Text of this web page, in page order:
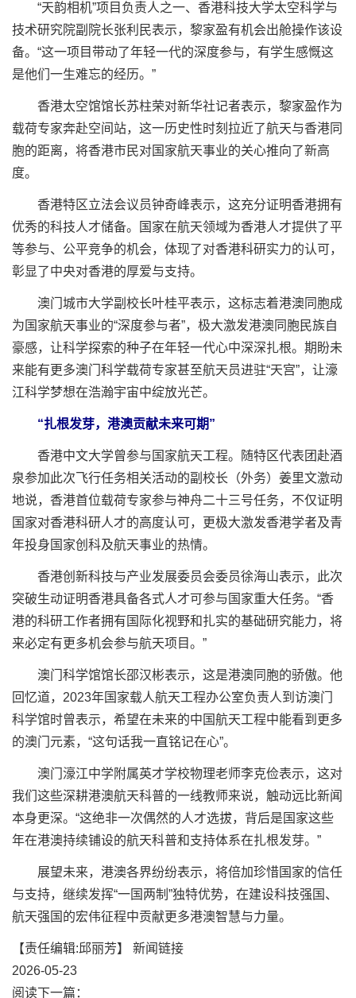
“天韵相机”项目负责人之一、香港科技大学太空科学与
技术研究院副院长张利民表示，黎家盈有机会出舱操作该设
备。“这一项目带动了年轻一代的深度参与，有学生感慨这
是他们一生难忘的经历。”
香港太空馆馆长苏柱荣对新华社记者表示，黎家盈作为
载荷专家奔赴空间站，这一历史性时刻拉近了航天与香港同
胞的距离，将香港市民对国家航天事业的关心推向了新高
度。
香港特区立法会议员钟奇峰表示，这充分证明香港拥有
优秀的科技人才储备。国家在航天领域为香港人才提供了平
等参与、公平竞争的机会，体现了对香港科研实力的认可，
彰显了中央对香港的厚爱与支持。
澳门城市大学副校长叶桂平表示，这标志着港澳同胞成
为国家航天事业的“深度参与者”，极大激发港澳同胞民族自
豪感，让科学探索的种子在年轻一代心中深深扎根。期盼未
来能有更多澳门科学载荷专家甚至航天员进驻“天宫”，让濠
江科学梦想在浩瀚宇宙中绽放光芒。
“扎根发芽，港澳贡献未来可期”
香港中文大学曾参与国家航天工程。随特区代表团赴酒
泉参加此次飞行任务相关活动的副校长（外务）姜里文激动
地说，香港首位载荷专家参与神舟二十三号任务，不仅证明
国家对香港科研人才的高度认可，更极大激发香港学者及青
年投身国家创科及航天事业的热情。
香港创新科技与产业发展委员会委员徐海山表示，此次
突破生动证明香港具备各式人才可参与国家重大任务。“香
港的科研工作者拥有国际化视野和扎实的基础研究能力，将
来必定有更多机会参与航天项目。”
澳门科学馆馆长邵汉彬表示，这是港澳同胞的骄傲。他
回忆道，2023年国家载人航天工程办公室负责人到访澳门
科学馆时曾表示，希望在未来的中国航天工程中能看到更多
的澳门元素，“这句话我一直铭记在心”。
澳门濠江中学附属英才学校物理老师李克俭表示，这对
我们这些深耕港澳航天科普的一线教师来说，触动远比新闻
本身更深。“这绝非一次偶然的人才选拔，背后是国家这些
年在港澳持续铺设的航天科普和支持体系在扎根发芽。”
展望未来，港澳各界纷纷表示，将倍加珍惜国家的信任
与支持，继续发挥“一国两制”独特优势，在建设科技强国、
航天强国的宏伟征程中贡献更多港澳智慧与力量。
【责任编辑:邱丽芳】 新闻链接
2026-05-23
阅读下一篇：